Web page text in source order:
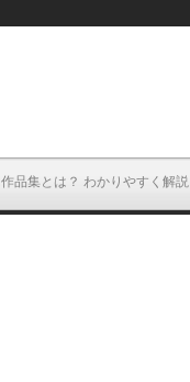
作品集とは？ わかりやすく解説